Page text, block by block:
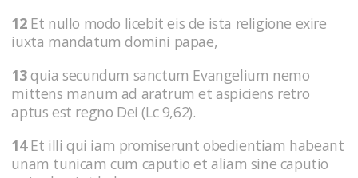
12Et nullo modo licebit eis de ista religione exire
iuxta mandatum domini papae,
13quia secundum sanctum Evangelium nemo
mittens manum ad aratrum et aspiciens retro
aptus est regno Dei (Lc 9,62).
14Et illi qui iam promiserunt obedientiam habeant
unam tunicam cum caputio et aliam sine caputio